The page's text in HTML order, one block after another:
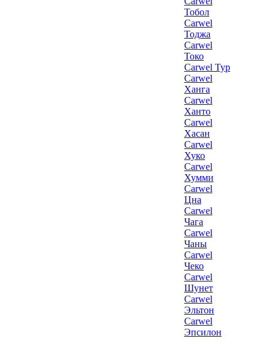
Тобол
Carwel
Тоджа
Carwel
Токо
Carwel Тур
Carwel
Ханга
Carwel
Ханто
Carwel
Хасан
Carwel
Хуко
Carwel
Хумми
Carwel
Цна
Carwel
Чага
Carwel
Чаны
Carwel
Чеко
Carwel
Шунет
Carwel
Эльтон
Carwel
Эпсилон